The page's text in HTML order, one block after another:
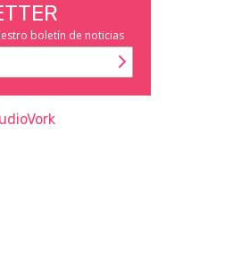
boletín de noticias